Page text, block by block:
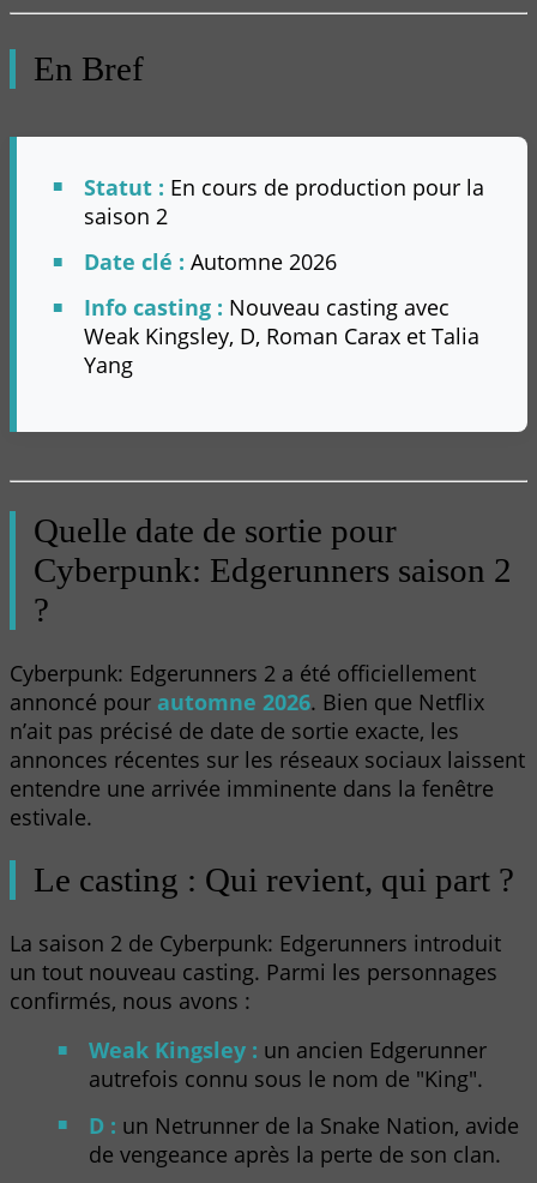
En Bref
Statut : En cours de production pour la
saison 2
Date clé : Automne 2026
Info casting : Nouveau casting avec
Weak Kingsley, D, Roman Carax et Talia
Yang
Quelle date de sortie pour
Cyberpunk: Edgerunners saison 2
?
Cyberpunk: Edgerunners 2 a été officiellement
annoncé pour automne 2026. Bien que Netflix
n’ait pas précisé de date de sortie exacte, les
annonces récentes sur les réseaux sociaux laissent
entendre une arrivée imminente dans la fenêtre
estivale.
Le casting : Qui revient, qui part ?
La saison 2 de Cyberpunk: Edgerunners introduit
un tout nouveau casting. Parmi les personnages
confirmés, nous avons :
Weak Kingsley : un ancien Edgerunner
autrefois connu sous le nom de "King".
D : un Netrunner de la Snake Nation, avide
de vengeance après la perte de son clan.